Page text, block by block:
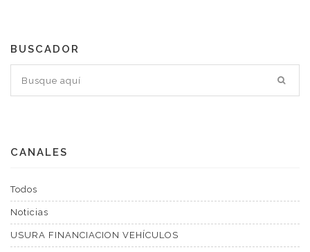
BUSCADOR
CANALES
Todos
Noticias
USURA FINANCIACION VEHÍCULOS